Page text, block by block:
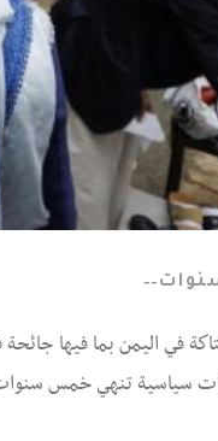
في اليمن بما فيها
سياسية تنهي خمس